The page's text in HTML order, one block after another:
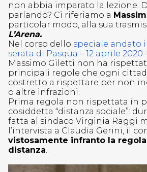
non abbia imparato la lezione.
parlando? Ci riferiamo a
particolar modo, alla sua
L’Arena.
Nel corso dello speciale andato
serata di Pasqua – 12 aprile 2020
Massimo Giletti non ha
principali regole che ogni
costretto a rispettare per non
o altre infrazioni.
Prima regola non rispettata in
cosiddetta “distanza sociale”:
fatta al sindaco Virginia Raggi
l’intervista a Claudia Gerini, il
vistosamente infranto la
distanza.